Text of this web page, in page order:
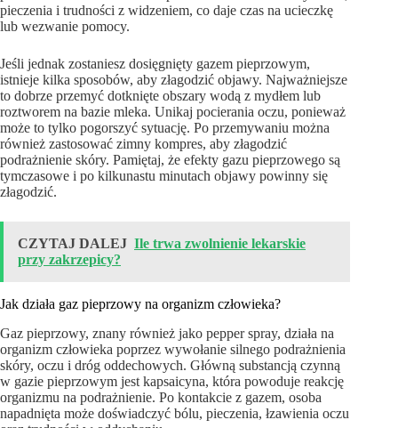
pieczenia i trudności z widzeniem, co daje czas na ucieczkę
lub wezwanie pomocy.
Jeśli jednak zostaniesz dosięgnięty gazem pieprzowym,
istnieje kilka sposobów, aby złagodzić objawy. Najważniejsze
to dobrze przemyć dotknięte obszary wodą z mydłem lub
roztworem na bazie mleka. Unikaj pocierania oczu, ponieważ
może to tylko pogorszyć sytuację. Po przemywaniu można
również zastosować zimny kompres, aby złagodzić
podrażnienie skóry. Pamiętaj, że efekty gazu pieprzowego są
tymczasowe i po kilkunastu minutach objawy powinny się
złagodzić.
CZYTAJ DALEJ Ile trwa zwolnienie lekarskie
przy zakrzepicy?
Jak działa gaz pieprzowy na organizm człowieka?
Gaz pieprzowy, znany również jako pepper spray, działa na
organizm człowieka poprzez wywołanie silnego podrażnienia
skóry, oczu i dróg oddechowych. Główną substancją czynną
w gazie pieprzowym jest kapsaicyna, która powoduje reakcję
organizmu na podrażnienie. Po kontakcie z gazem, osoba
napadnięta może doświadczyć bólu, pieczenia, łzawienia oczu